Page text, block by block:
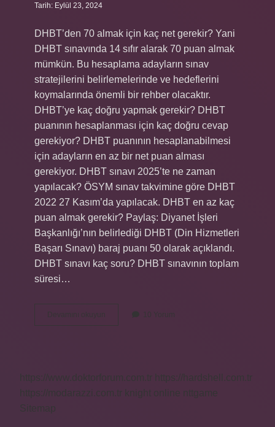
Tarih: Eylül 23, 2024
DHBT’den 70 almak için kaç net gerekir? Yani
DHBT sınavında 14 sıfır alarak 70 puan almak
mümkün. Bu hesaplama adayların sınav
stratejilerini belirlemelerinde ve hedeflerini
koymalarında önemli bir rehber olacaktır.
DHBT’ye kaç doğru yapmak gerekir? DHBT
puanının hesaplanması için kaç doğru cevap
gerekiyor? DHBT puanının hesaplanabilmesi
için adayların en az bir net puan alması
gerekiyor. DHBT sınavı 2025’te ne zaman
yapılacak? ÖSYM sınav takvimine göre DHBT
2022 27 Kasım’da yapılacak. DHBT en az kaç
puan almak gerekir? Paylaş: Diyanet İşleri
Başkanlığı’nın belirlediği DHBT (Din Hizmetleri
Başarı Sınavı) baraj puanı 50 olarak açıklandı.
DHBT sınavı kaç soru? DHBT sınavının toplam
süresi…
Devamını okuyun
Sınavında
10 Yorum
https://www.doktorforum.com.tr
https://hardshell.com.tr
https://modarazzi.com.tr
knight online
nttgame
Sitemap